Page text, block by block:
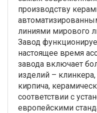
производству
линиями мирового
Завод
настоящее время
завода включает
изделий –
кирпича,
соответствии с
европейскими